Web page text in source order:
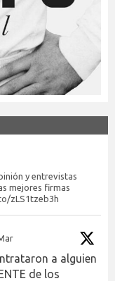
y entrevistas
mejores firmas
zLS1tzeb3h
a alguien
de los